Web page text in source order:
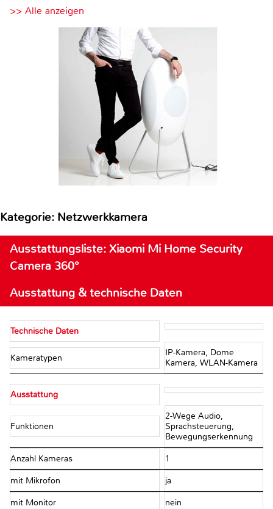
>> Alle anzeigen
Kategorie: Netzwerkkamera
Ausstattungsliste: Xiaomi Mi Home Security
Camera 360°
Ausstattung & technische Daten
Technische Daten
Kameratypen
IP-Kamera, Dome
Kamera, WLAN-Kamera
Ausstattung
Funktionen
2-Wege Audio,
Sprachsteuerung,
Bewegungserkennung
Anzahl Kameras 1
mit Mikrofon ja
mit Monitor nein